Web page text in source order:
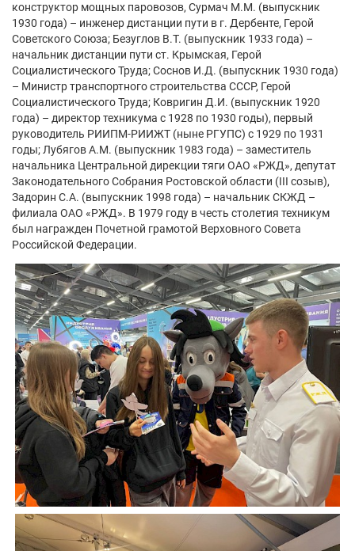
конструктор мощных паровозов, Сурмач М.М. (выпускник
1930 года) – инженер дистанции пути в г. Дербенте, Герой
Советского Союза; Безуглов В.Т. (выпускник 1933 года) –
начальник дистанции пути ст. Крымская, Герой
Социалистического Труда; Соснов И.Д. (выпускник 1930 года)
– Министр транспортного строительства СССР, Герой
Социалистического Труда; Ковригин Д.И. (выпускник 1920
года) – директор техникума с 1928 по 1930 годы), первый
руководитель РИИПМ-РИИЖТ (ныне РГУПС) с 1929 по 1931
годы; Лубягов А.М. (выпускник 1983 года) – заместитель
начальника Центральной дирекции тяги ОАО «РЖД», депутат
Законодательного Собрания Ростовской области (III созыв),
Задорин С.А. (выпускник 1998 года) – начальник СКЖД –
филиала ОАО «РЖД». В 1979 году в честь столетия техникум
был награжден Почетной грамотой Верховного Совета
Российской Федерации.